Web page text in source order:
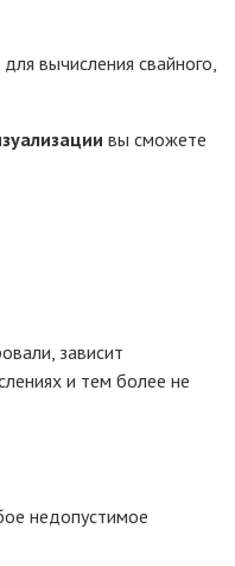
вычисления свайного,
вы сможете
зависит
и тем более не
недопустимое